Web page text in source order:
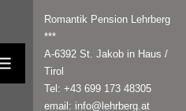
MENÜ
Romantik Pension Lehrberg
***
A-6392 St. Jakob in Haus /
Tirol
Tel: +43 699 173 48305
email: info@lehrberg.at